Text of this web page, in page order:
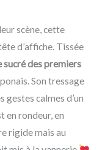
scène, cette
d’affiche. Tissée
sucré des premiers
Son tressage
gestes calmes d’un
en rondeur, en
rigide mais au